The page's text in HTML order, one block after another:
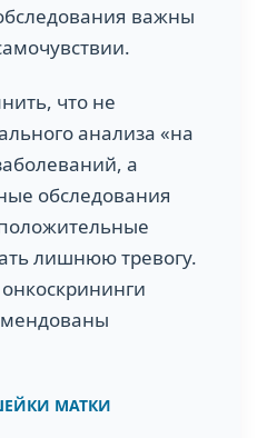
важны
что не
анализа «на
а
обследования
лишнюю тревогу.
МАТКИ